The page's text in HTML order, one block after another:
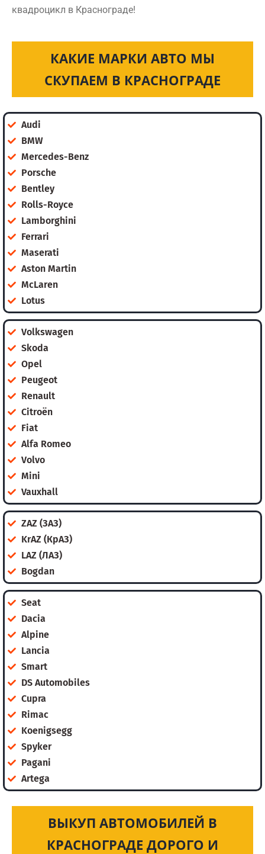
квадроцикл в Краснограде!
КАКИЕ МАРКИ АВТО МЫ
СКУПАЕМ В КРАСНОГРАДЕ
Audi
BMW
Mercedes-Benz
Porsche
Bentley
Rolls-Royce
Lamborghini
Ferrari
Maserati
Aston Martin
McLaren
Lotus
Volkswagen
Skoda
Opel
Peugeot
Renault
Citroën
Fiat
Alfa Romeo
Volvo
Mini
Vauxhall
ZAZ (ЗАЗ)
KrAZ (КрАЗ)
LAZ (ЛАЗ)
Bogdan
Seat
Dacia
Alpine
Lancia
Smart
DS Automobiles
Cupra
Rimac
Koenigsegg
Spyker
Pagani
Artega
ВЫКУП АВТОМОБИЛЕЙ В
КРАСНОГРАДЕ ДОРОГО И